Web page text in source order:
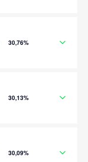
30,76%
30,13%
30,09%